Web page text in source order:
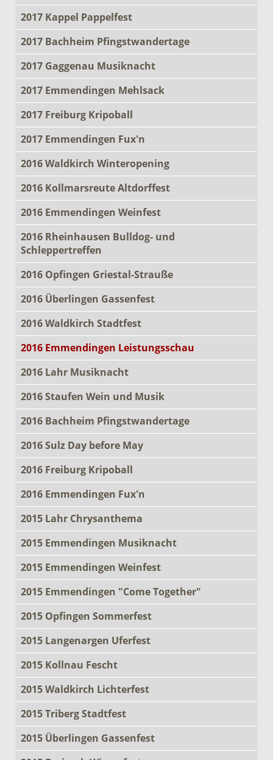
2017 Kappel Pappelfest
2017 Bachheim Pfingstwandertage
2017 Gaggenau Musiknacht
2017 Emmendingen Mehlsack
2017 Freiburg Kripoball
2017 Emmendingen Fux'n
2016 Waldkirch Winteropening
2016 Kollmarsreute Altdorffest
2016 Emmendingen Weinfest
2016 Rheinhausen Bulldog- und
Schleppertreffen
2016 Opfingen Griestal-Strauße
2016 Überlingen Gassenfest
2016 Waldkirch Stadtfest
2016 Emmendingen Leistungsschau
2016 Lahr Musiknacht
2016 Staufen Wein und Musik
2016 Bachheim Pfingstwandertage
2016 Sulz Day before May
2016 Freiburg Kripoball
2016 Emmendingen Fux'n
2015 Lahr Chrysanthema
2015 Emmendingen Musiknacht
2015 Emmendingen Weinfest
2015 Emmendingen "Come Together"
2015 Opfingen Sommerfest
2015 Langenargen Uferfest
2015 Kollnau Fescht
2015 Waldkirch Lichterfest
2015 Triberg Stadtfest
2015 Überlingen Gassenfest